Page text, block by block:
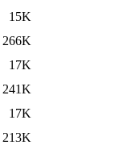
15K
266K
17K
241K
17K
213K